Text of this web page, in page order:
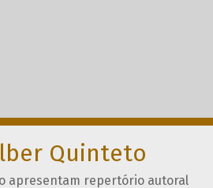
Quinteto
apresentam repertório autoral